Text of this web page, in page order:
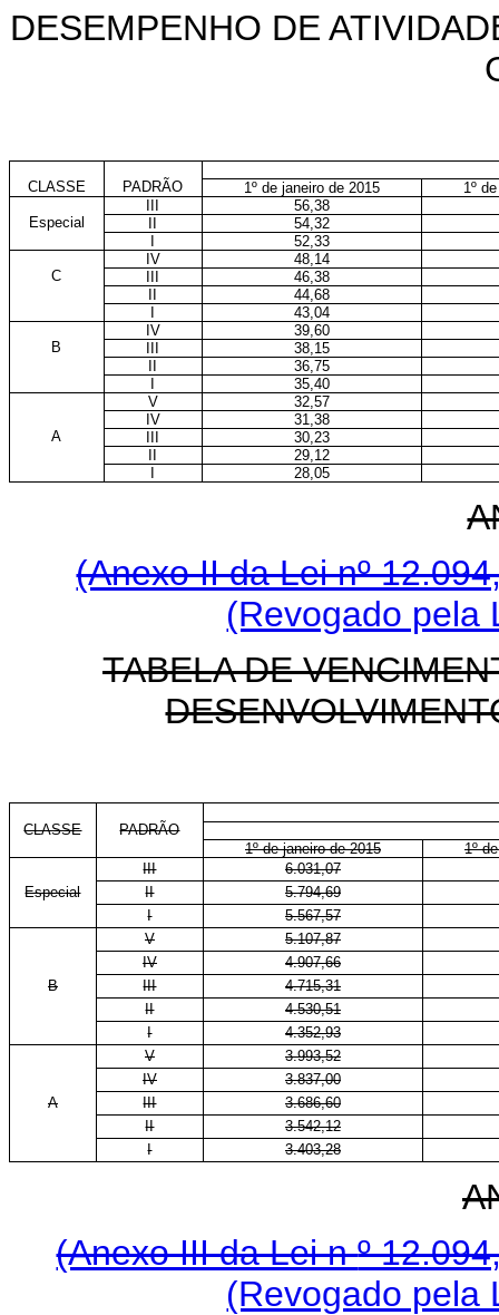
DESEMPENHO DE
CLASSE PADRÃO 1º de janeiro de 2015
1º
III
56,38
Especial
II
54,32
I
52,33
IV
48,14
C
III
46,38
II
44,68
I
43,04
IV
39,60
B
III
38,15
II
36,75
I
35,40
V
32,57
IV
31,38
A
III
30,23
II
29,12
I
28,05
(Anexo II da Lei nº
(Revogado pela
TABELA DE
PADRÃO
CLASSE
1º de janeiro de 2015
1º
III
6.031,07
Especial
II
5.794,69
I
5.567,57
V
5.107,87
IV
4.907,66
B
III
4.715,31
II
4.530,51
I
4.352,93
V
3.993,52
IV
3.837,00
A
III
3.686,60
II
3.542,12
I
3.403,28
(Anexo III da Lei nº
(Revogado pela